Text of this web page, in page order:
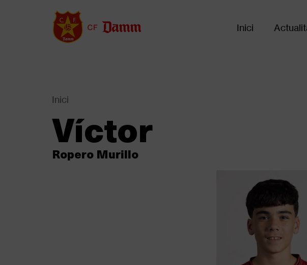
Inici
Fil
d'Ariadna
Inici
Víctor
Ropero Murillo